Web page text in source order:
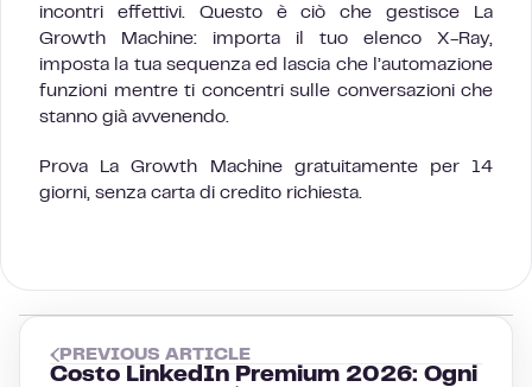
incontri effettivi. Questo è ciò che gestisce La
Growth Machine: importa il tuo elenco X-Ray,
imposta la tua sequenza ed lascia che l’automazione
funzioni mentre ti concentri sulle conversazioni che
stanno già avvenendo.
Prova La Growth Machine gratuitamente per 14
giorni, senza carta di credito richiesta.
PREVIOUS ARTICLE
Costo LinkedIn Premium 2026: Ogni